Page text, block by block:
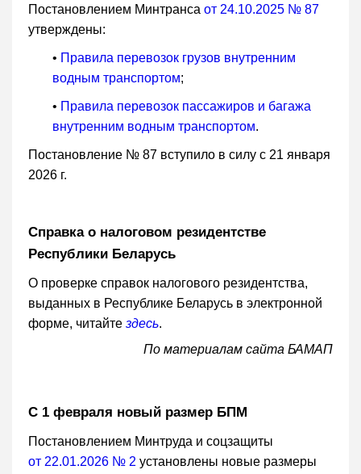
Постановлением Минтранса от 24.10.2025 № 87
утверждены:
• Правила перевозок грузов внутренним
водным транспортом;
• Правила перевозок пассажиров и багажа
внутренним водным транспортом.
Постановление № 87 вступило в силу с 21 января
2026 г.
Справка о налоговом резидентстве
Республики Беларусь
О проверке справок налогового резидентства,
выданных в Республике Беларусь в электронной
форме, читайте здесь.
По материалам сайта БАМАП
С 1 февраля новый размер БПМ
Постановлением Минтруда и соцзащиты
от 22.01.2026 № 2 установлены новые размеры